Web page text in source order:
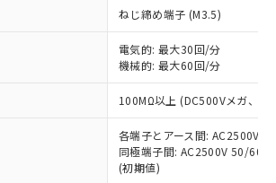
ねじ締め端子 (M3.5)
電気的: 最大30回/分
機械的: 最大60回/分
100MΩ以上 (DC500Vメガ、点
各端子とアース間: AC2500V
同極端子間: AC2500V 50/
(初期値)
制御機器事業取扱商品の中には、
ービスの対象外となる商品もある
をご了承ください。
状況および標準価格照会結果は、
している更新日時点での社内デー
基づき作成されるものであり、閲
れた時点での実際の在庫および標
格とは異なる場合があることをご
と関係のない商品です。
の事情により、非含有部品として
、含有品と判明した場合などや
変更することがあります。
(Cr(Ⅵ)) 1000ppm以下、ポリ臭化ビフェニル
以下、ポリ臭化ジフェニルエーテル類
であることを示します。
大均質材料含有率が中国RoHSの
えていることを示します。
未確認です。当社販売部門へお問
物質の基準値 (GB/T26572)：
、 Hg(水銀) : 1000ppm、 Cd(カドミウ
ロム) : 1000ppm、 PBBs(ポリ臭化ビフェ
は、これら貴社製品のうち、外国
および外国貿易法に定める商品
下｢規制貨物等」という）を輸出
は国外への提供する場合は、日本
府の輸出許可(または役務取引許
を取得するなどの必要な手続きを